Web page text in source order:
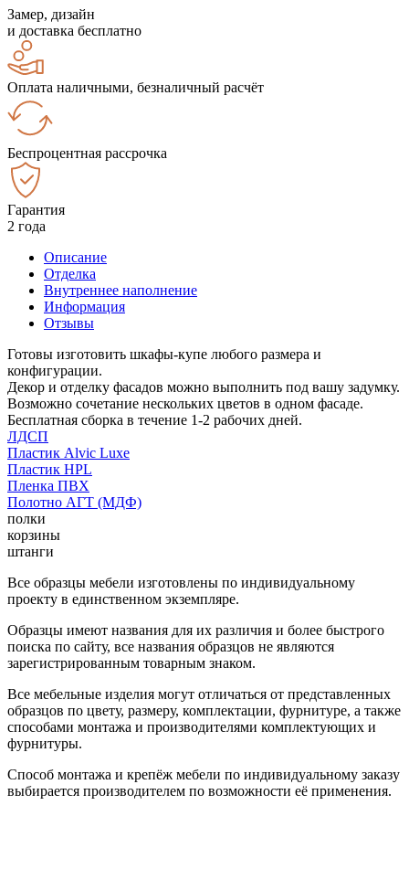
Замер, дизайн
и доставка бесплатно
Оплата наличными, безналичный расчёт
Беспроцентная рассрочка
Гарантия
2 года
Описание
Отделка
Внутреннее наполнение
Информация
Отзывы
Готовы изготовить шкафы-купе любого размера и
конфигурации.
Декор и отделку фасадов можно выполнить под вашу задумку.
Возможно сочетание нескольких цветов в одном фасаде.
Бесплатная сборка в течение 1-2 рабочих дней.
ЛДСП
Пластик Alvic Luxe
Пластик HPL
Пленка ПВХ
Полотно АГТ (МДФ)
полки
корзины
штанги
Все образцы мебели изготовлены по индивидуальному
проекту в единственном экземпляре.
Образцы имеют названия для их различия и более быстрого
поиска по сайту, все названия образцов не являются
зарегистрированным товарным знаком.
Все мебельные изделия могут отличаться от представленных
образцов по цвету, размеру, комплектации, фурнитуре, а также
способами монтажа и производителями комплектующих и
фурнитуры.
Способ монтажа и крепёж мебели по индивидуальному заказу
выбирается производителем по возможности её применения.